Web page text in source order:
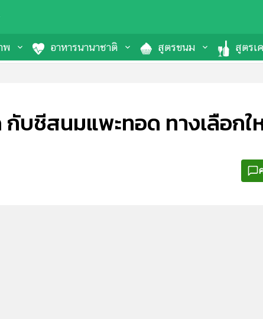
พ อาหารนานาชาติ สูตรขนม สูตรเ
บชีสนมแพะทอด ทางเลือก